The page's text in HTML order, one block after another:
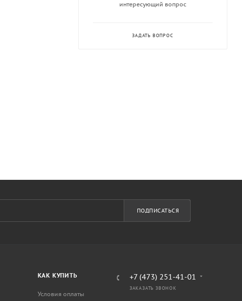
интересующий вопрос
ЗАДАТЬ ВОПРОС
ПОДПИСАТЬСЯ
КАК КУПИТЬ
Условия оплаты
+7 (473) 251-41-01
ЗАКАЗАТЬ ЗВОНОК